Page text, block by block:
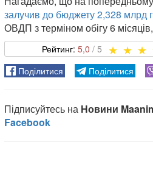
залучив до бюджету 2,328 млрд
ОВДП з терміном обігу 6 місяців,
5,0